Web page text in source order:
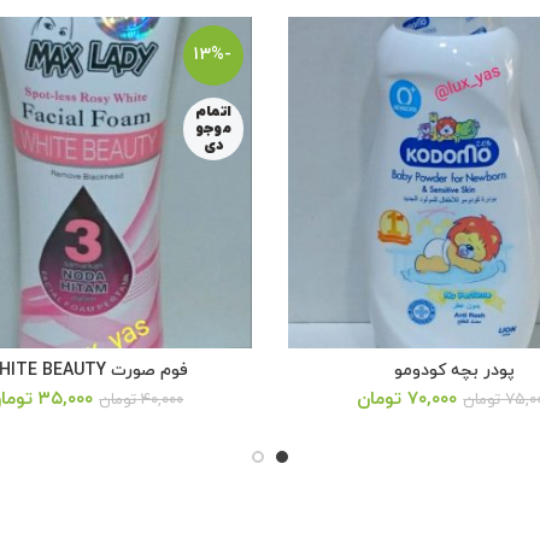
پودر بچه کودومو
تومان ۷۰,۰۰۰ تومان
-13%
اتمام
موجو
دی
فوم صورت WHITE BEAUTY
۴۰,۰۰۰ تومان
قیمت
۳۵,۰۰۰قیمت